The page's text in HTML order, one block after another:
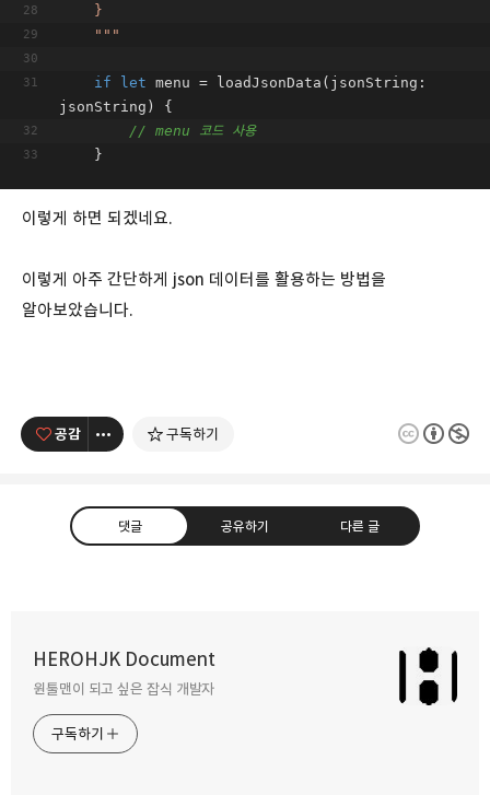
    }
    "
""
if let menu = loadJsonData(jsonString:
jsonString) {
// menu 코드 사용
    }
이렇게 하면 되겠네요.
이렇게 아주 간단하게 json 데이터를 활용하는 방법을
알아보았습니다.
공감 구독하기
댓글 공유하기 다른 글
HEROHJK Document
원툴맨이 되고 싶은 잡식 개발자
구독하기
2021.05.26
Playground로 RxSwift 공부하기.